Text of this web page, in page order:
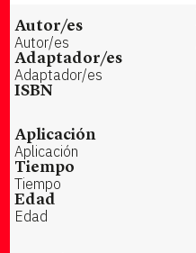
Autor/es
Autor/es
Adaptador/es
Adaptador/es
ISBN
Aplicación
Aplicación
Tiempo
Tiempo
Edad
Edad